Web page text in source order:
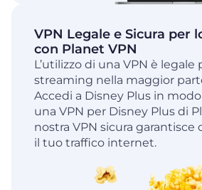
VPN Legale e Sicura per
con Planet VPN
L’utilizzo di una VPN è legale
streaming nella maggior
Accedi a Disney Plus in
una VPN per Disney Plus di
nostra VPN sicura garantisce
il tuo traffico internet.